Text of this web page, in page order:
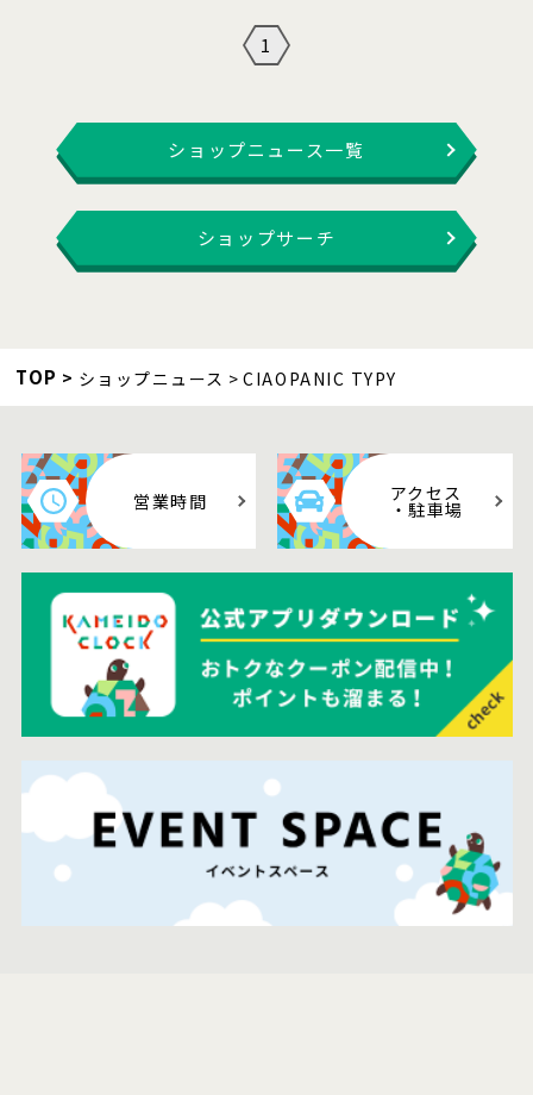
1
ショップニュース一覧
ショップサーチ
TOP ショップニュース CIAOPANIC TYPY
営業時間 アクセス
・駐車場